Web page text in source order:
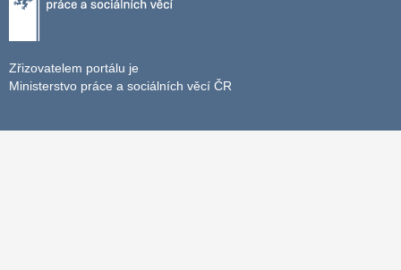
Zřizovatelem portálu je
Ministerstvo práce a sociálních věcí ČR